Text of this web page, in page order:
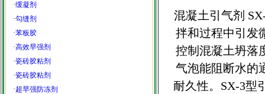
·缓凝剂
·勾缝剂
·苯板胶
·高效早强剂
·瓷砖胶粘剂
·瓷砖胶粘剂
·超早强防冻剂
混凝土引气剂
拌和过程中引发
控制混凝土坍落
气泡能阻断水的
耐久性。SX-3型